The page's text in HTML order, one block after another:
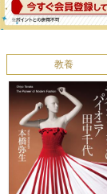
教養